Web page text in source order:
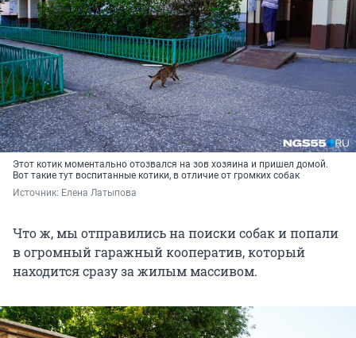
Этот котик моментально отозвался на зов хозяина и пришел домой.
Вот такие тут воспитанные котики, в отличие от громких собак
Источник: Елена Латыпова
Что ж, мы отправились на поиски собак и попали
в огромный гаражный кооператив, который
находится сразу за жилым массивом.